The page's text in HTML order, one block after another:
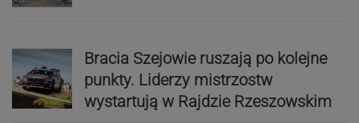
Bracia Szejowie ruszają po kolejne
punkty. Liderzy mistrzostw
wystartują w Rajdzie Rzeszowskim